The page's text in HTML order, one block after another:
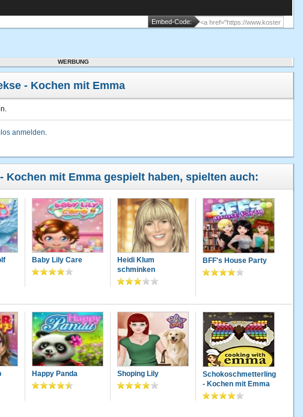
Embed-Code:
WERBUNG
- Kochen mit Emma
anmelden.
Kochen mit Emma gespielt haben, spielten auch:
Baby Lily Care
Heidi Klum
schminken
BFF's House Party
Happy Panda Shoping Lily
Schokoschmetterling
- Kochen mit Emma